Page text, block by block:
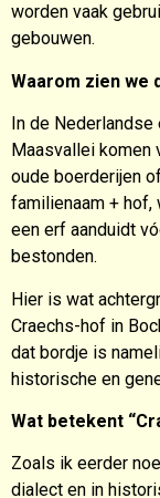
worden vaak
gebouwen.
Waarom zien we
In de
Maasvallei komen
oude boerderijen
familienaam + hof,
een erf aanduidt
bestonden.
Hier is wat
Craechs-hof in
dat bordje is
historische en
Wat betekent
Zoals ik eerder
dialect en in